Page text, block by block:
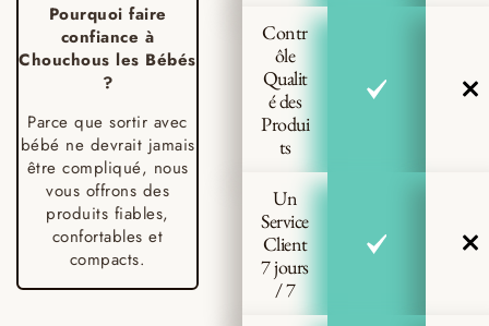
Pourquoi faire
confiance à
Chouchous les Bébés
?
Parce que sortir avec
bébé ne devrait jamais
être compliqué, nous
vous offrons des
produits fiables,
confortables et
compacts.
Contr
ôle
Qualit
é des
Produi
ts
Un
Service
Client
7 jours
/ 7